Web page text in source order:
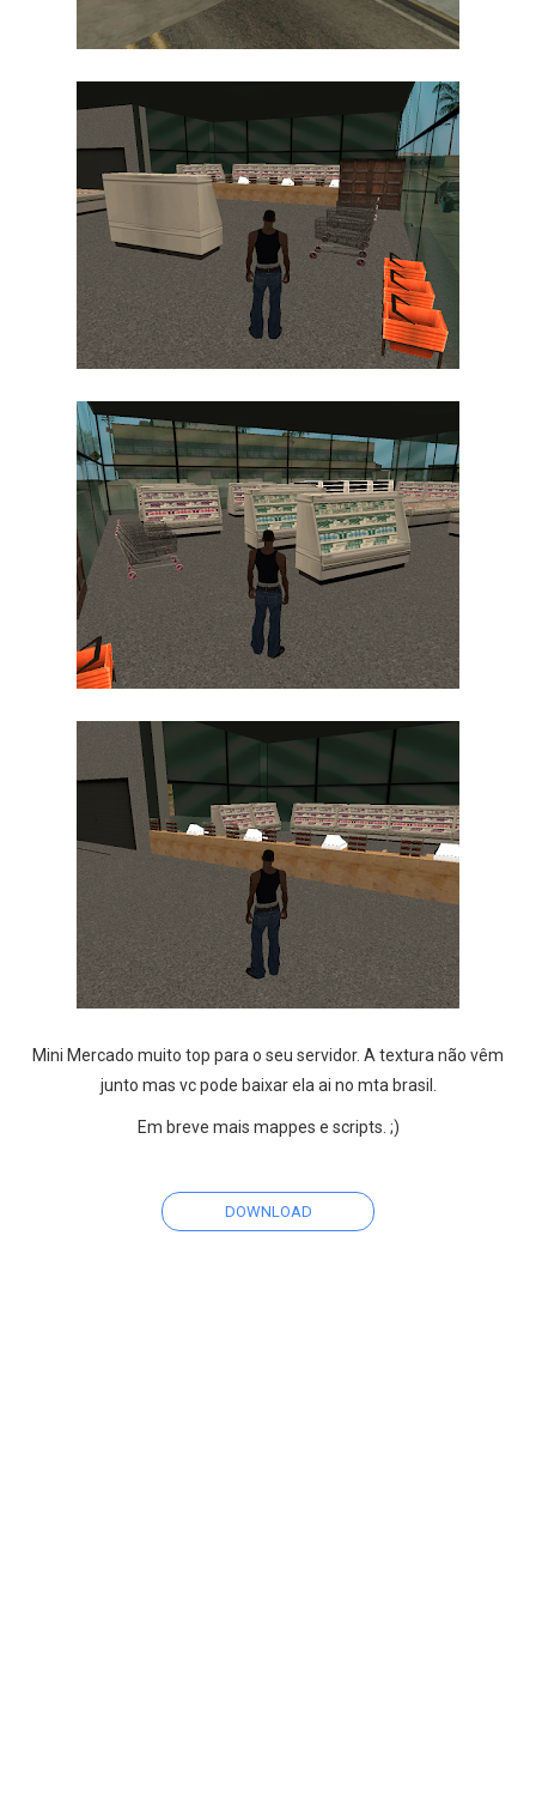
Mini Mercado muito top para o seu servidor. A textura não vêm
junto mas vc pode baixar ela ai no mta brasil.
Em breve mais mappes e scripts. ;)
DOWNLOAD